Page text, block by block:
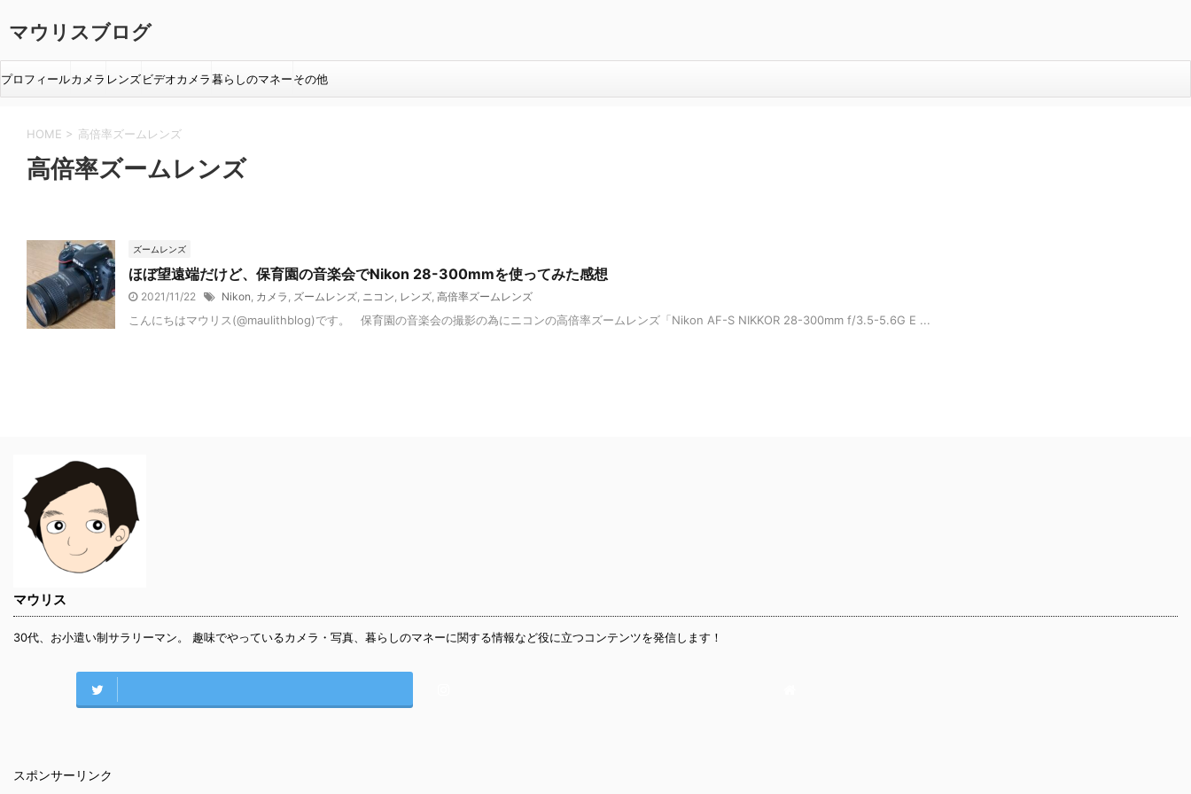
マウリスブログ
プロフィールカメラ レンズビデオカメラ暮らしのマネーその他
HOME > 高倍率ズームレンズ
高倍率ズームレンズ
ズームレンズ
ほぼ望遠端だけど、保育園の音楽会でNikon 28-300mmを使ってみた感想
2021/11/22 Nikon, カメラ , ズームレンズ, ニコン, レンズ, 高倍率ズームレンズ
こんにちはマウリス(@maulithblog)です。 保育園の音楽会の撮影の為にニコンの高倍率ズームレンズ「Nikon AF-S NIKKOR 28-300mm f/3.5-5.6G E ...
マウリス
30代、お小遣い制サラリーマン。 趣味でやっているカメラ・写真、暮らしのマネーに関する情報など役に立つコンテンツを発信します！
スポンサーリンク